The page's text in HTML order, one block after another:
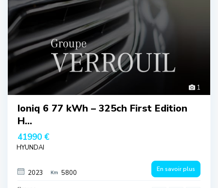
1
Ioniq 6 77 kWh – 325ch First Edition
H...
41990 €
HYUNDAI
2023 5800 En savoir plus